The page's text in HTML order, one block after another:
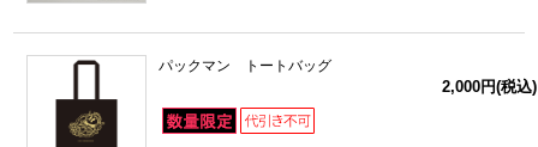
パックマン トートバッグ
2,000円(税込)